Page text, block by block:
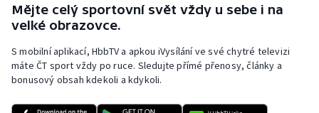
Rychlostní kanoistika
Short track
Sportovní střelba
Mějte celý sportovní svět vždy u sebe i na
velké obrazovce.
S mobilní aplikací, HbbTV a apkou iVysílání ve své chytré televizi
máte ČT sport vždy po ruce. Sledujte přímé přenosy, články a
bonusový obsah kdekoli a kdykoli.